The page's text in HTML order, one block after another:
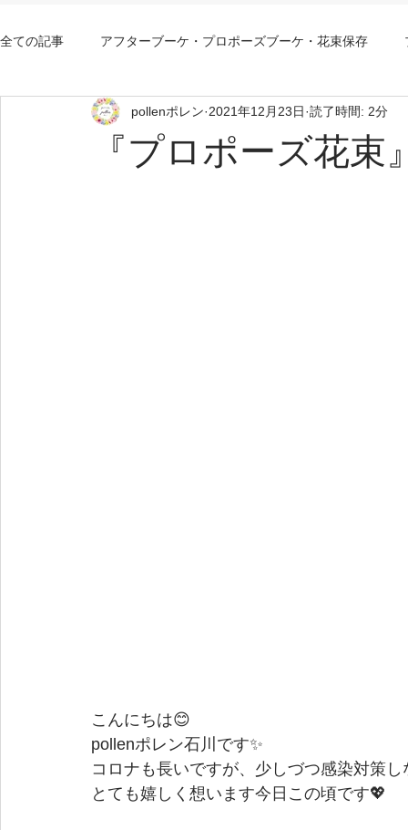
全ての記事 アフターブーケ・プロポーズブーケ・花束保存
アフターブーケ大阪持込み アフターブーケ大阪安い
『プロポーズ花束
pollenポレン 2021年12月23日 読了時間: 2分
こんにちは😊
pollenポレン石川です✨
コロナも長いですが、少しづつ感染対策
とても嬉しく想います今日この頃です💖